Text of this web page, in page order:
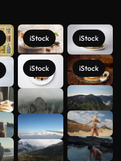
iStock
iStock
iStock
iStock
Mehr
anzeigen